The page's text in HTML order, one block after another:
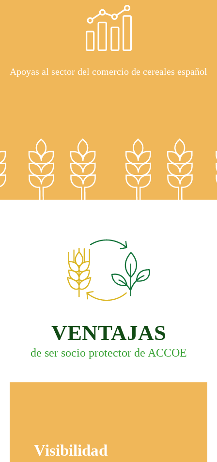
Apoyas al sector del comercio de cereales español
VENTAJAS
de ser socio protector de ACCOE
Visibilidad